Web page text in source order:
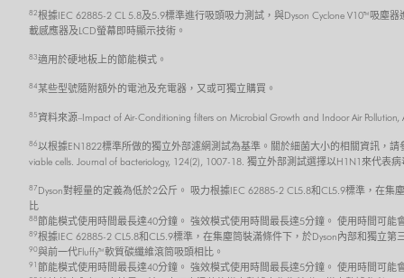
82根據IEC 62885-2 CL 5.8及5.9標準進行吸頭吸力測試，與Dyson Cyclone V10™吸
載感應器及LCD螢幕即時顯示技術。
83適用於硬地板上的節能模式。
84某些型號隨附額外的電池及充電器，又或可獨立購買。
85資料來源–Impact of Air-Conditioning filters on Microbial Growth and Indoor Air
86以根據EN1822標準所做的獨立外部濾網測試為基準。關於細菌大小的相關資訊，請參
viable cells. Journal of bacteriology, 124(2), 1007-18. 獨立外部測試選擇以H1N1來代表
87 Dyson對輕量的定義為低於2公斤。 吸力根據IEC 62885-2 CL5.8和CL5.9標準，在
比
88節能模式使用時間最長達40分鐘。 強效模式使用時間最長達5分鐘。 使用時間可能
89根據IEC 62885-2 CL5.8和CL5.9標準，在集塵筒裝滿條件下，於Dyson內部和獨立
90與前一代Fluffy™軟質碳纖維滾筒吸頭相比。
91 節能模式使用時間最長達40分鐘。 強效模式使用時間最長達5分鐘。 使用時間可能